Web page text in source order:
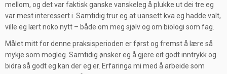
mellom, og det var faktisk ganske vanskeleg å plukke ut dei tre eg
var mest interessert i. Samtidig trur eg at uansett kva eg hadde valt,
ville eg lært noko nytt – både om meg sjølv og om biologi som fag.
Målet mitt for denne praksisperioden er først og fremst å lære så
mykje som mogleg. Samtidig ønsker eg å gjere eit godt inntrykk og
bidra så godt eg kan der eg er. Erfaringa mi med å arbeide som